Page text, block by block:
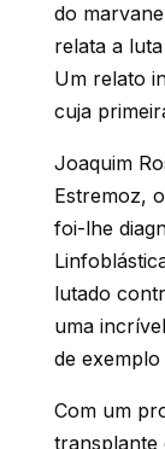
do
relata a
Um relato
cuja
Joaquim
Estremoz,
foi-lhe
lutado
uma
de
Com um
transplante